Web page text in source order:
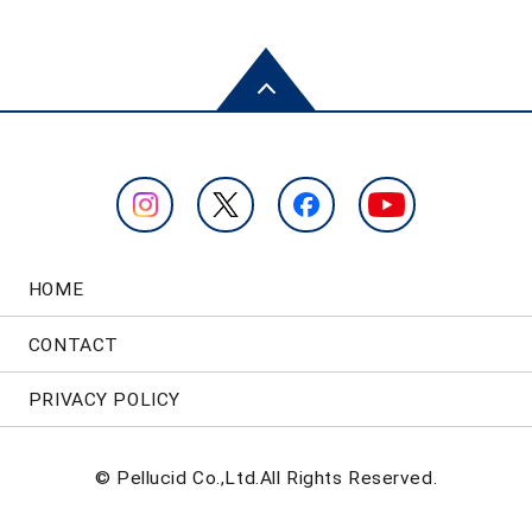
HOME
CONTACT
PRIVACY POLICY
© Pellucid Co.,Ltd.All Rights Reserved.